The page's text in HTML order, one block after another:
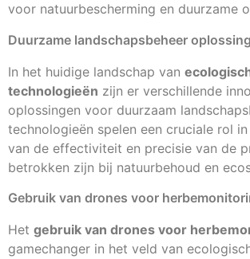
voor natuurbescherming en duurzame
Duurzame landschapsbeheer
In het huidige landschap van
technologieën zijn er verschillende
oplossingen voor duurzaam
technologieën spelen een cruciale rol
van de effectiviteit en precisie van de
betrokken zijn bij natuurbehoud en
Gebruik van drones voor
Het gebruik van drones voor
gamechanger in het veld van